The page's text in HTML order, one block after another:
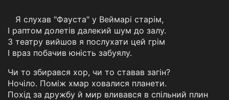
Я слухав "Фауста" у Веймарі старім,
І раптом долетів далекий шум до залу.
З театру вийшов я послухати цей грім
І враз побачив юність забуялу.
Чи то збирався хор, чи то ставав загін?
Ночіло. Поміж хмар ховалися планети.
Похід за дружбу й мир вливався в спільний плин